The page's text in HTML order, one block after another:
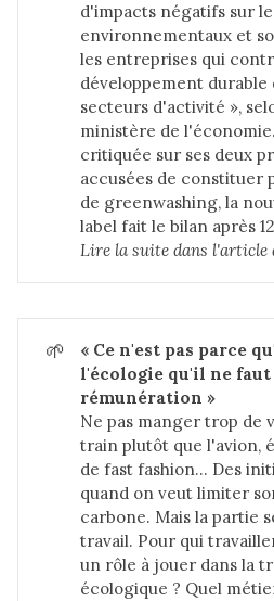
d'impacts négatifs sur
environnementaux et
les entreprises qui
développement durable
secteurs d'activité »,
ministère de
critiquée sur ses deux
accusées de constituer
de greenwashing, la
label fait le bilan après
Lire la suite dans l'article
🌱
« Ce n'est pas parce
l'écologie qu'il ne faut
rémunération »
Ne pas manger trop de
train plutôt que l'avion,
de fast fashion… Des
quand on veut limiter
carbone. Mais la partie
travail. Pour qui
un rôle à jouer dans la
écologique ? Quel